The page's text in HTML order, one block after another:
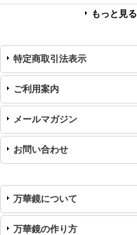
もっと見る
特定商取引法表示
ご利用案内
メールマガジン
お問い合わせ
万華鏡について
万華鏡の作り方